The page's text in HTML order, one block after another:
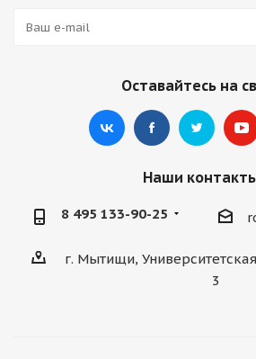
Оставайтесь на
Наши
8 495 133-90-25
г. Мытищи,
3